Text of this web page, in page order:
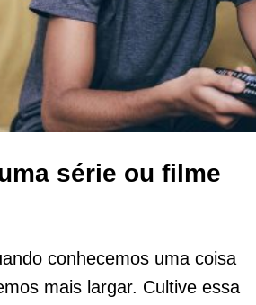
série ou filme
conhecemos uma coisa
mais largar. Cultive essa